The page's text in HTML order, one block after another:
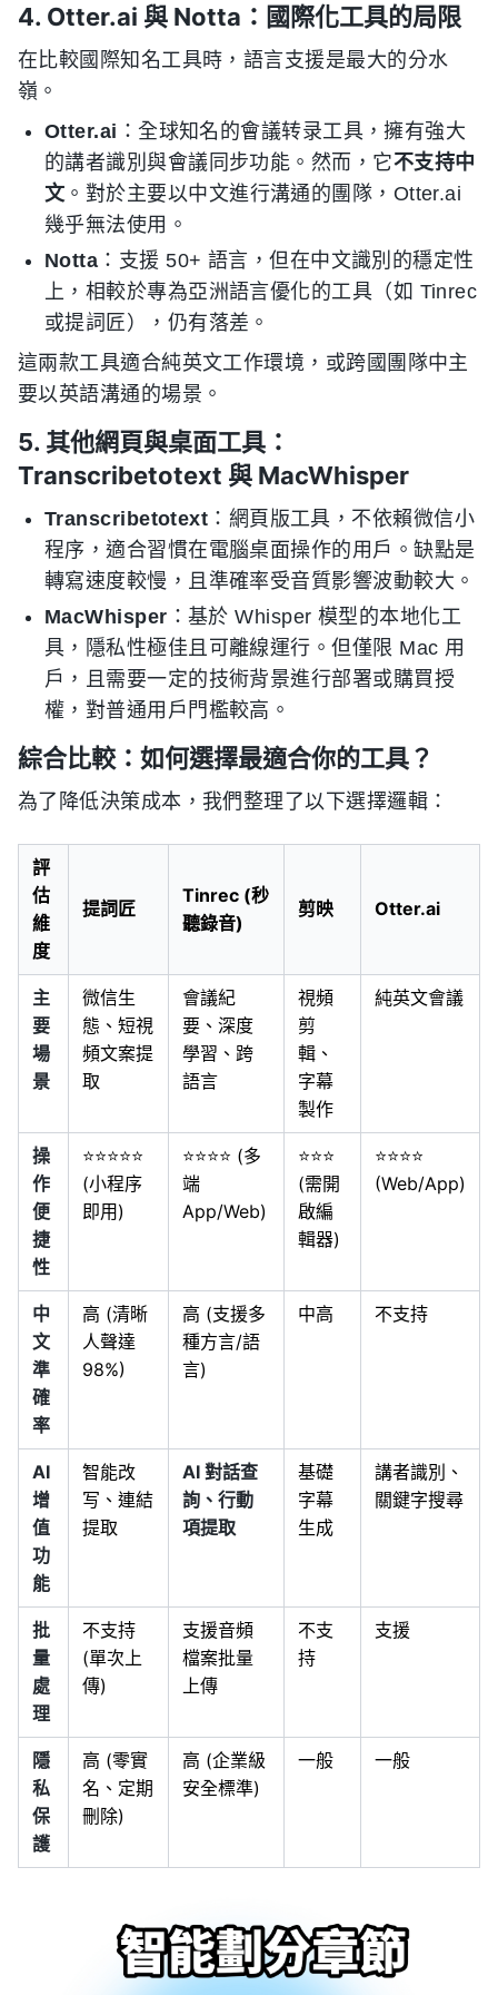
4. Otter.ai 與 Notta：國際化工具的局限
在比較國際知名工具時，語言支援是最大的分水
嶺。
Otter.ai ：全球知名的會議转录工具，擁有強大
的講者識別與會議同步功能。然而，它不支持中
文。對於主要以中文進行溝通的團隊，Otter.ai
幾乎無法使用。
Notta ：支援 50+ 語言，但在中文識別的穩定性
上，相較於專為亞洲語言優化的工具（如 Tinrec
或提詞匠），仍有落差。
這兩款工具適合純英文工作環境，或跨國團隊中主
要以英語溝通的場景。
5. 其他網頁與桌面工具：
Transcribetotext 與 MacWhisper
Transcribetotext ：網頁版工具，不依賴微信小
程序，適合習慣在電腦桌面操作的用戶。缺點是
轉寫速度較慢，且準確率受音質影響波動較大。
MacWhisper ：基於 Whisper 模型的本地化工
具，隱私性極佳且可離線運行。但僅限 Mac 用
戶，且需要一定的技術背景進行部署或購買授
權，對普通用戶門檻較高。
綜合比較：如何選擇最適合你的工具？
為了降低決策成本，我們整理了以下選擇邏輯：
評
估
維
度
提詞匠
Tinrec (秒
聽錄音)
剪映 Otter.ai
主
要
場
景
微信生
態、短視
頻文案提
取
會議紀
要、深度
學習、跨
語言
視頻
剪
輯、
字幕
製作
純英文會議
操
作
便
捷
性
⭐⭐⭐⭐⭐
(小程序
即用)
⭐⭐⭐⭐ (多
端
App/Web)
⭐⭐⭐
(需開
啟編
輯器)
⭐⭐⭐⭐
(Web/App)
中
文
準
確
率
高 (清晰
人聲達
98%)
高 (支援多
種方言/語
言)
中高 不支持
AI
增
值
功
能
智能改
写、連結
提取
AI 對話查
詢、行動
項提取
基礎
字幕
生成
講者識別、
關鍵字搜尋
批
量
處
理
不支持
(單次上
傳)
支援音頻
檔案批量
上傳
不支
持
支援
隱
私
保
護
高 (零實
名、定期
刪除)
高 (企業級
安全標準)
一般 一般